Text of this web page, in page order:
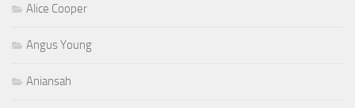
Alice Cooper
Angus Young
Aniansah